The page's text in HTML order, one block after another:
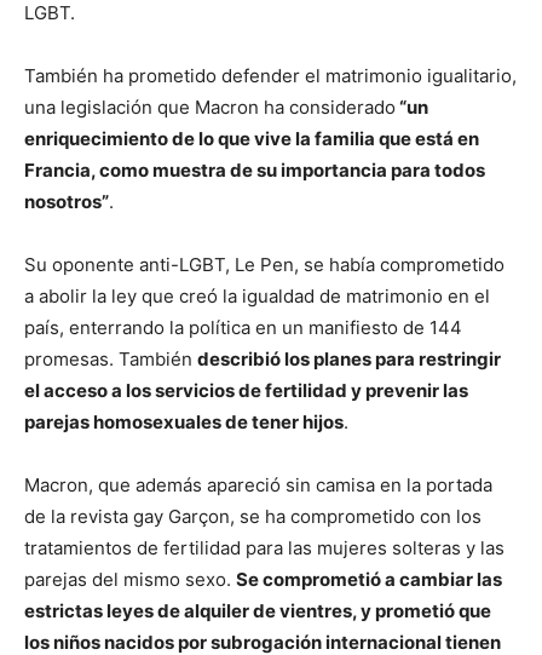
LGBT.
También ha prometido defender el matrimonio igualitario,
una legislación que Macron ha considerado “un
enriquecimiento de lo que vive la familia que está en
Francia, como muestra de su importancia para todos
nosotros”.
Su oponente anti-LGBT, Le Pen, se había comprometido
a abolir la ley que creó la igualdad de matrimonio en el
país, enterrando la política en un manifiesto de 144
promesas. También describió los planes para restringir
el acceso a los servicios de fertilidad y prevenir las
parejas homosexuales de tener hijos.
Macron, que además apareció sin camisa en la portada
de la revista gay Garçon, se ha comprometido con los
tratamientos de fertilidad para las mujeres solteras y las
parejas del mismo sexo. Se comprometió a cambiar las
estrictas leyes de alquiler de vientres, y prometió que
los niños nacidos por subrogación internacional tienen